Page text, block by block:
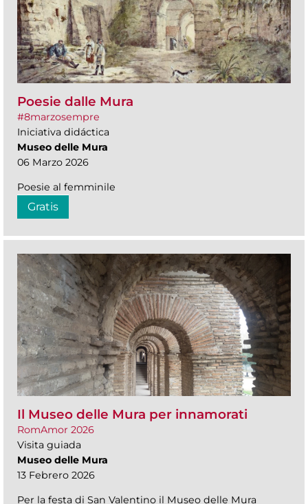
Poesie dalle Mura
#8marzosempre
Iniciativa didáctica
Museo delle Mura
06 Marzo 2026
Poesie al femminile
Gratis
Il Museo delle Mura per innamorati
RomAmor 2026
Visita guiada
Museo delle Mura
13 Febrero 2026
Per la festa di San Valentino il Museo delle Mura